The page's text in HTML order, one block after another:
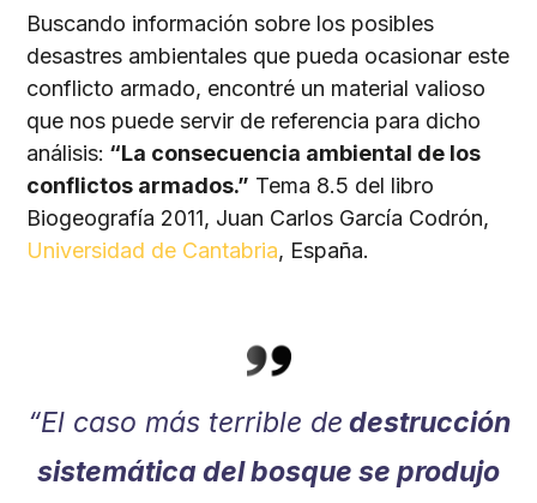
Buscando información sobre los posibles
desastres ambientales que pueda ocasionar este
conflicto armado, encontré un material valioso
que nos puede servir de referencia para dicho
análisis: “La consecuencia ambiental de los
conflictos armados.” Tema 8.5 del libro
Biogeografía 2011, Juan Carlos García Codrón,
Universidad de Cantabria, España.
“El caso más terrible de destrucción
sistemática del bosque se produjo